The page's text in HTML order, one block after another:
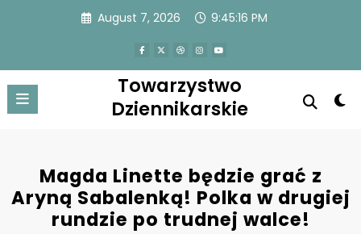
August 7, 2026 9:45:16 PM
Towarzystwo
Dziennikarskie
Magda Linette będzie grać z
Aryną Sabalenką! Polka w drugiej
rundzie po trudnej walce!